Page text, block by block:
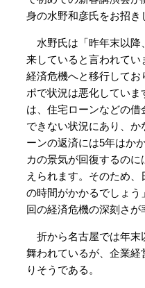
身の水野和彦氏をお招き
水野氏は「昨年末以降
来していると言われてい
経済危機へと移行してお
ポで状況は悪化してい
は、住宅ローンなどの
できない状況にあり、
ーンの返済には5年はか
カの景気が回復するの
えられます。そのため
の時間がかかるでしょ
回の経済危機の深刻さが
折から名古屋では年末
舞われているが、企業
りそうである。